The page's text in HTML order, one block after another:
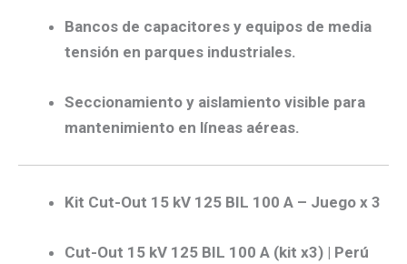
Bancos de capacitores y equipos de media
tensión en parques industriales.
Seccionamiento y aislamiento visible para
mantenimiento en líneas aéreas.
Kit Cut-Out 15 kV 125 BIL 100 A – Juego x 3
Cut-Out 15 kV 125 BIL 100 A (kit x3) | Perú